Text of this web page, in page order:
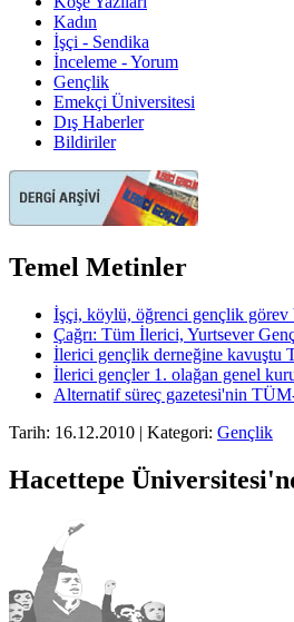
Kadın
İşçi - Sendika
İnceleme - Yorum
Gençlik
Emekçi Üniversitesi
Dış Haberler
Bildiriler
Temel Metinler
İşçi, köylü, öğrenci gençlik görev
Çağrı: Tüm İlerici, Yurtsever
İlerici gençlik derneğine
İlerici gençler 1. olağan genel
Alternatif süreç gazetesi'nin
Tarih: 16.12.2010 | Kategori: Gençlik
Hacettepe